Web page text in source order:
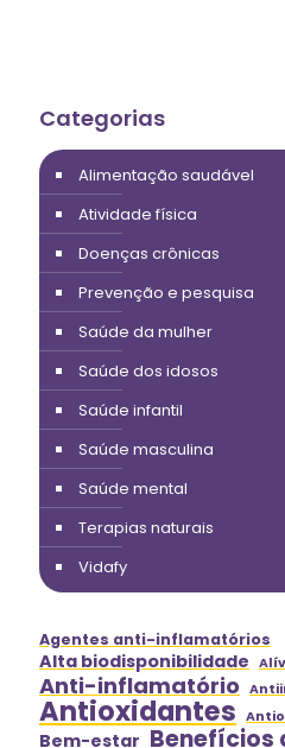
Categorias
Alimentação saudável
Atividade física
Doenças crônicas
Prevenção e pesquisa
Saúde da mulher
Saúde dos idosos
Saúde infantil
Saúde masculina
Saúde mental
Terapias naturais
Vidafy
Agentes anti-inflamatórios
Alta biodisponibilidade
Anti-inflamatório
Antioxidantes
Bem-estar Benefícios